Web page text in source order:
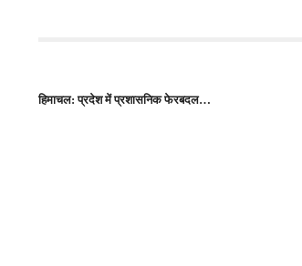
हिमाचल: प्रदेश में प्रशासनिक फेरबदल…